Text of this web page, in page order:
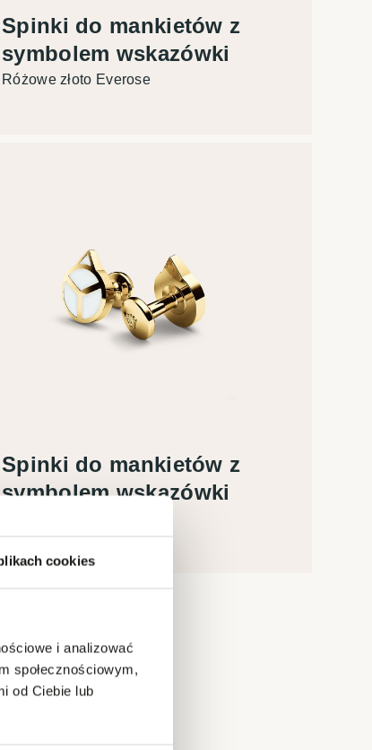
cookies
i analizować
społecznościowym,
od Ciebie lub
Spinki do mankietów z
symbolem wskazówki
Różowe złoto Everose
Spinki do mankietów z
symbolem wskazówki